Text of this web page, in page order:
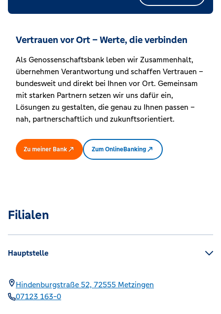
Vertrauen vor Ort – Werte, die verbinden
Als Genossenschaftsbank leben wir Zusammenhalt,
übernehmen Verantwortung und schaffen Vertrauen –
bundesweit und direkt bei Ihnen vor Ort. Gemeinsam
mit starken Partnern setzen wir uns dafür ein,
Lösungen zu gestalten, die genau zu Ihnen passen –
nah, partnerschaftlich und zukunftsorientiert.
Zu meiner Bank Zum OnlineBanking
Filialen
Hauptstelle
Hindenburgstraße 52, 72555 Metzingen
07123 163-0